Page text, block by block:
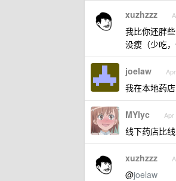
xuzhzzz
我比你还胖
没瘦（少吃
joelaw
我在本地药
MYlyc Apr
线下药店比
xuzhzzz
@joelaw